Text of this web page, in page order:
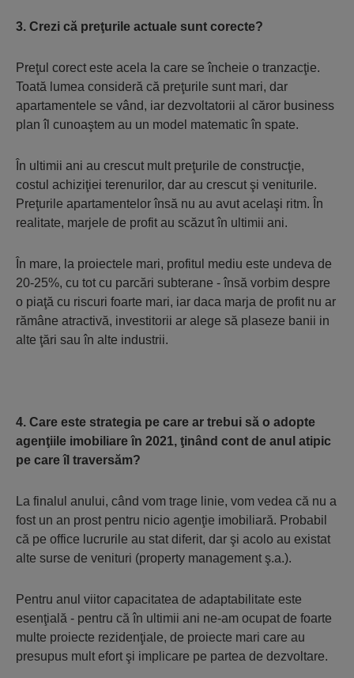
3. Crezi că preţurile actuale sunt corecte?
Preţul corect este acela la care se încheie o tranzacţie.
Toată lumea consideră că preţurile sunt mari, dar
apartamentele se vând, iar dezvoltatorii al căror business
plan îl cunoaştem au un model matematic în spate.
În ultimii ani au crescut mult preţurile de construcţie,
costul achiziţiei terenurilor, dar au crescut şi veniturile.
Preţurile apartamentelor însă nu au avut acelaşi ritm. În
realitate, marjele de profit au scăzut în ultimii ani.
În mare, la proiectele mari, profitul mediu este undeva de
20-25%, cu tot cu parcări subterane - însă vorbim despre
o piaţă cu riscuri foarte mari, iar daca marja de profit nu ar
rămâne atractivă, investitorii ar alege să plaseze banii in
alte ţări sau în alte industrii.
4. Care este strategia pe care ar trebui să o adopte
agenţiile imobiliare în 2021, ţinând cont de anul atipic
pe care îl traversăm?
La finalul anului, când vom trage linie, vom vedea că nu a
fost un an prost pentru nicio agenţie imobiliară. Probabil
că pe office lucrurile au stat diferit, dar şi acolo au existat
alte surse de venituri (property management ş.a.).
Pentru anul viitor capacitatea de adaptabilitate este
esenţială - pentru că în ultimii ani ne-am ocupat de foarte
multe proiecte rezidenţiale, de proiecte mari care au
presupus mult efort şi implicare pe partea de dezvoltare.